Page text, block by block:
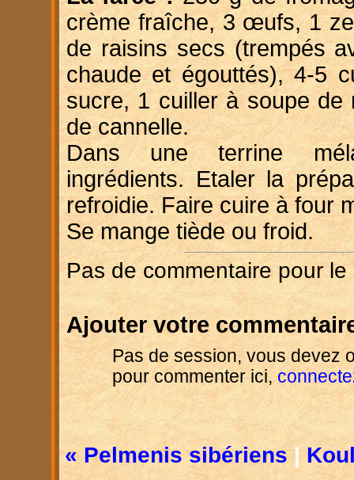
crème fraîche, 3 œufs, 1
de raisins secs (trempés
chaude et égouttés), 4-5
sucre, 1 cuiller à soupe de
de cannelle.
Dans une terrine
ingrédients. Etaler la
refroidie. Faire cuire à four
Se mange tiède ou froid.
Pas de commentaire pour le
Ajouter votre
Pas de session, vous devez
pour commenter ici,
« Pelmenis sibériens|